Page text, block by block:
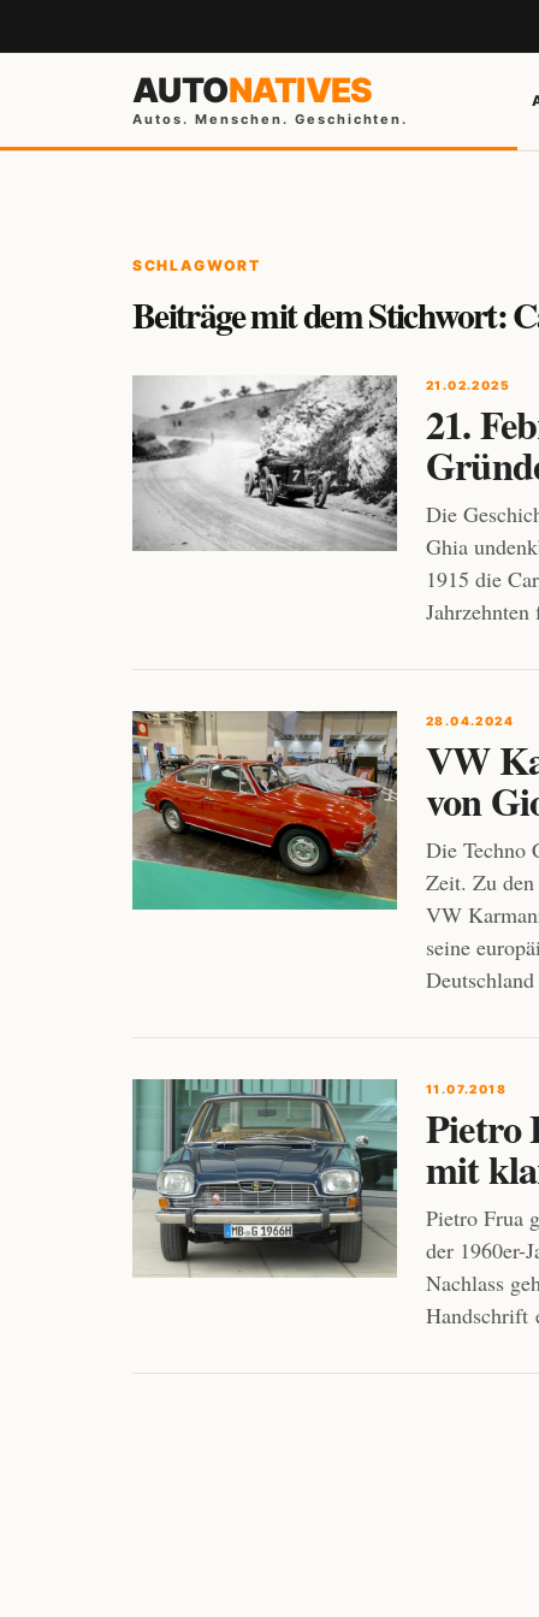
AUTONATIVES
Autos. Menschen. Geschichten.
SCHLAGWORT
Beiträge mit dem Stichwort:
21.02.2025
21.
Die
Ghia
1915 die
28.04.2024
VW
von
Die Techno
Zeit. Zu den
VW
seine
11.07.2018
Pietro
mit
Pietro Frua
der 1960er-
Nachlass
Handschrift